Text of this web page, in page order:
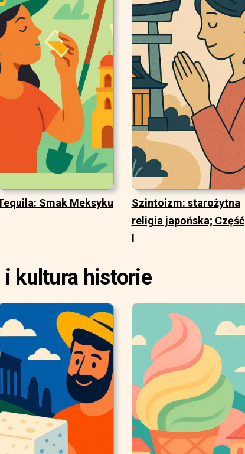
Smak Meksyku
Szintoizm: starożytna
religia japońska; Część
I
kultura historie